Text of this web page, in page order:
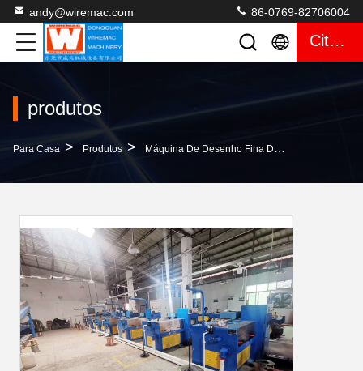
andy@wiremac.com 86-0769-82706004
Citações
produtos
Para Casa > Produtos > Máquina De Desenho Fina Do Fio